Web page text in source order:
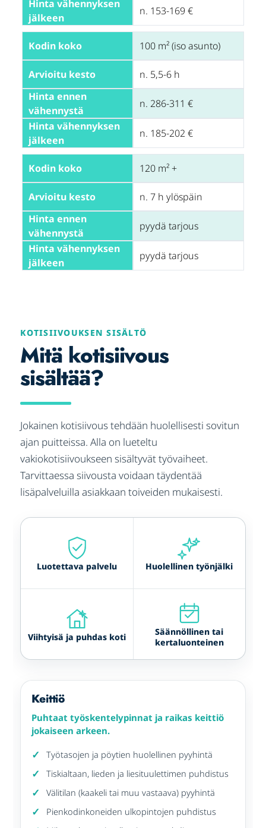
Hinta vähennyksen
jälkeen
n. 153-169 €
Kodin koko 100 m² (iso asunto)
Arvioitu kesto
n. 5,5-6 h
Hinta ennen
vähennystä
n. 286-311 €
Hinta vähennyksen
jälkeen
n. 185-202 €
Kodin koko 120 m² +
Arvioitu kesto
n. 7 h ylöspäin
Hinta ennen
vähennystä
pyydä tarjous
Hinta vähennyksen
jälkeen
pyydä tarjous
KOTISIIVOUKSEN SISÄLTÖ
Mitä kotisiivous
sisältää?
Jokainen kotisiivous tehdään huolellisesti sovitun
ajan puitteissa. Alla on lueteltu
vakiokotisiivoukseen sisältyvät työvaiheet.
Tarvittaessa siivousta voidaan täydentää
lisäpalveluilla asiakkaan toiveiden mukaisesti.
Luotettava palvelu Huolellinen työnjälki
Viihtyisä ja puhdas koti
Säännöllinen tai
kertaluonteinen
Keittiö
Puhtaat työskentelypinnat ja raikas keittiö
jokaiseen arkeen.
Työtasojen ja pöytien huolellinen pyyhintä
Tiskialtaan, lieden ja liesituulettimen puhdistus
Välitilan (kaakeli tai muu vastaava) pyyhintä
Pienkodinkoneiden ulkopintojen puhdistus